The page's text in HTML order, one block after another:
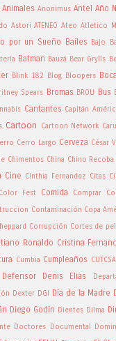
Animales Anonimus Antel Año
Astori ATENEO Ateo Atletico
por un Sueño Bailes Bajo
Batman Bauzá Bear Grylls
Blink 182 Blog Bloopers
Spears Bromas BROU Bus
Cantantes Capitán
Cartoon Cartoon Network
Cerro Largo Cerveza César
Chimentos China Chino Recoba
Cine Cinthia Fernandez Citas
Color Fest Comida Comprar
Contaminación Copa
Corrupción Cortes de
Ronaldo Cristina
Cumbia Cumpleaños CUTCSA
Defensor Denis Elias
Dexter DGI Día de la Madre
Diego Godín Dientes Dilma
Doctores Documental